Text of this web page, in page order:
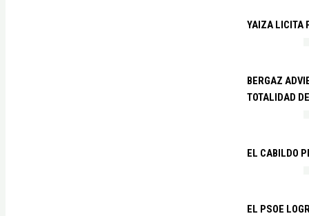
YAIZA LICITA
BERGAZ
TOTALIDAD
EL CABILDO
EL PSOE